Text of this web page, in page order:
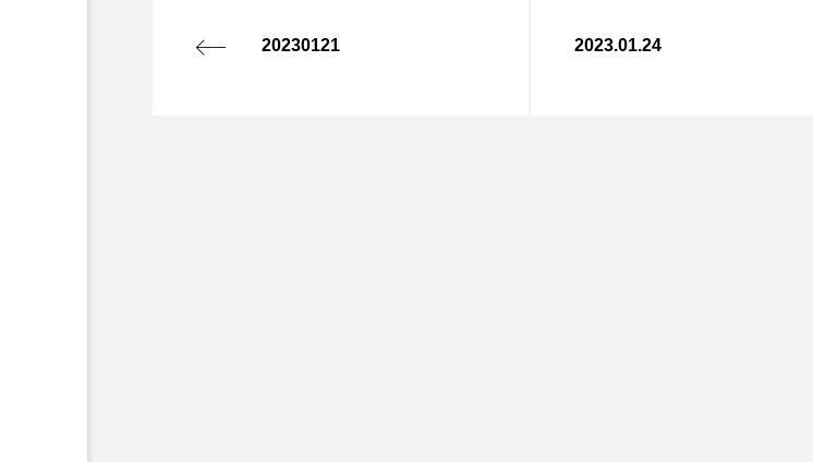
20230121 2023.01.24